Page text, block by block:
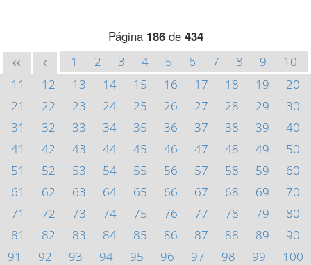
Página 186de 434
<< < 1 2 3 4 5 6 7 8 9
10
11
12 13 14 15 16 17 18 19
20
21
22 23 24 25 26 27 28 29
30
31
32 33 34 35 36 37 38 39
40
41
42 43 44 45 46 47 48 49
50
51
52 53 54 55 56 57 58 59
60
61
62 63 64 65 66 67 68 69
70
71
72 73 74 75 76 77 78 79
80
81
82 83 84 85 86 87 88 89
90
91
92 93 94 95 96 97 98 99
100